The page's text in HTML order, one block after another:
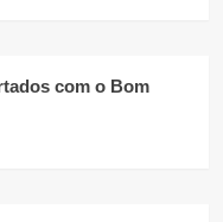
com o Bom